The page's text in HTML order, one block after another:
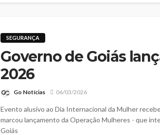
SEGURANÇA
Governo de Goiás
2026
Go Notícias 06/03/2026
Evento alusivo ao Dia Internacional da Mulher
marcou lançamento da Operação Mulheres - que
Goiás